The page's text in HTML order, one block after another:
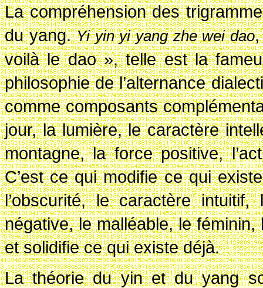
La compréhension des
du yang.Yi yin yi yang zhe wei dao,
voilà le dao », telle est la
philosophie de l’alternance
comme composants
jour, la lumière, le caractère
montagne, la force positive,
C’est ce qui modifie ce qui
l’obscurité, le caractère
négative, le malléable, le
et solidifie ce qui existe déjà.
La théorie du yin et du yang